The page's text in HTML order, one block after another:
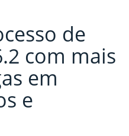
de
com mais
em
e